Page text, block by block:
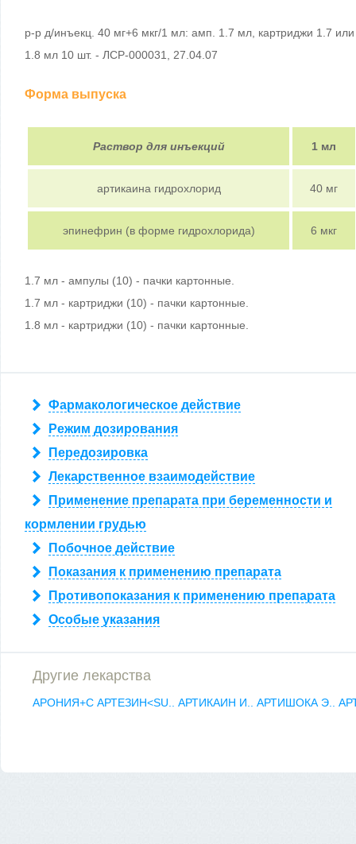
р-р д/инъекц. 40 мг+6 мкг/1 мл: амп. 1.7 мл, картриджи 1.7 или
1.8 мл 10 шт. - ЛСР-000031, 27.04.07
Форма выпуска
Раствор для инъекций 1 мл
артикаина гидрохлорид 40 мг
эпинефрин (в форме гидрохлорида) 6 мкг
1.7 мл - ампулы (10) - пачки картонные.
1.7 мл - картриджи (10) - пачки картонные.
1.8 мл - картриджи (10) - пачки картонные.
Фармакологическое действие
Режим дозирования
Передозировка
Лекарственное взаимодействие
Применение препарата при беременности и
кормлении грудью
Побочное действие
Показания к применению препарата
Противопоказания к применению препарата
Особые указания
Другие лекарства
АРОНИЯ+С АРТЕЗИН<SU.. АРТИКАИН И.. АРТИШОКА Э..